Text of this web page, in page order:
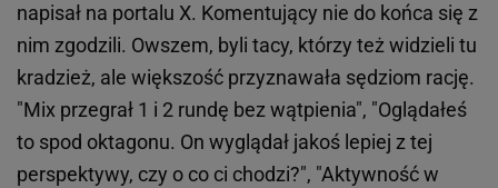
napisał na portalu X. Komentujący nie do końca się z
nim zgodzili. Owszem, byli tacy, którzy też widzieli tu
kradzież, ale większość przyznawała sędziom rację.
"Mix przegrał 1 i 2 rundę bez wątpienia", "Oglądałeś
to spod oktagonu. On wyglądał jakoś lepiej z tej
perspektywy, czy o co ci chodzi?", "Aktywność w